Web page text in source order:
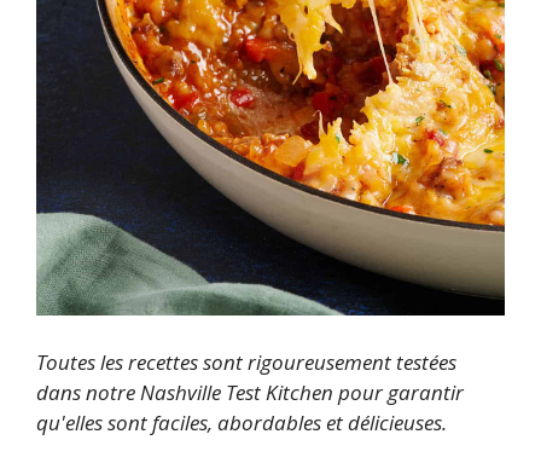
Toutes les recettes sont rigoureusement testées
dans notre Nashville Test Kitchen pour garantir
qu'elles sont faciles, abordables et délicieuses.